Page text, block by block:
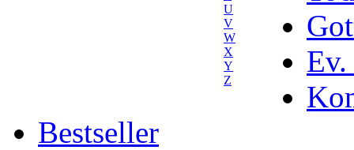
U
V
W
X
Y
Z
Ev.
Bestseller